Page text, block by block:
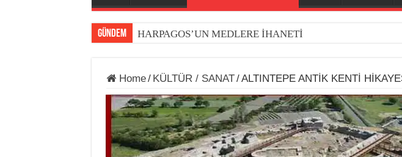
GÜNDEM HARPAGOS’UN MEDLERE İHANETİ
Home/ KÜLTÜR / SANAT/ALTINTEPE ANTİK KENTİ